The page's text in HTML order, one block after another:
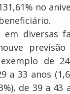
no
em diversas
de
a 33 anos
de 39 a 43